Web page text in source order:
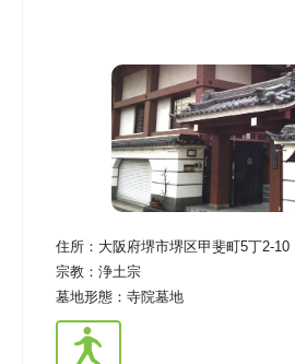
住所： 大阪府堺市堺区甲斐町5丁2-10
宗教： 浄土宗
墓地形態： 寺院墓地